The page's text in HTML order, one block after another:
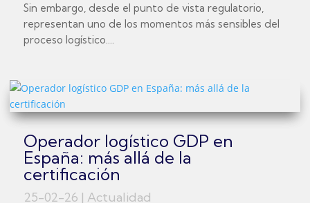
Sin embargo, desde el punto de vista regulatorio,
representan uno de los momentos más sensibles del
proceso logístico....
Operador logístico GDP en
España: más allá de la
certificación
25-02-26 | Actualidad